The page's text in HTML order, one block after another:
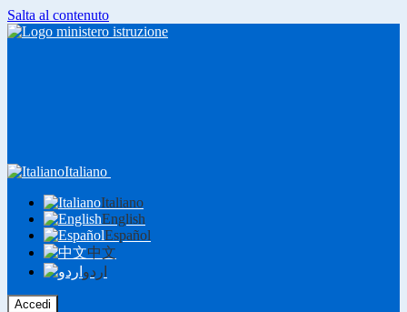
Salta al contenuto
Italiano
Italiano
English
Español
中文
اردو
Accedi